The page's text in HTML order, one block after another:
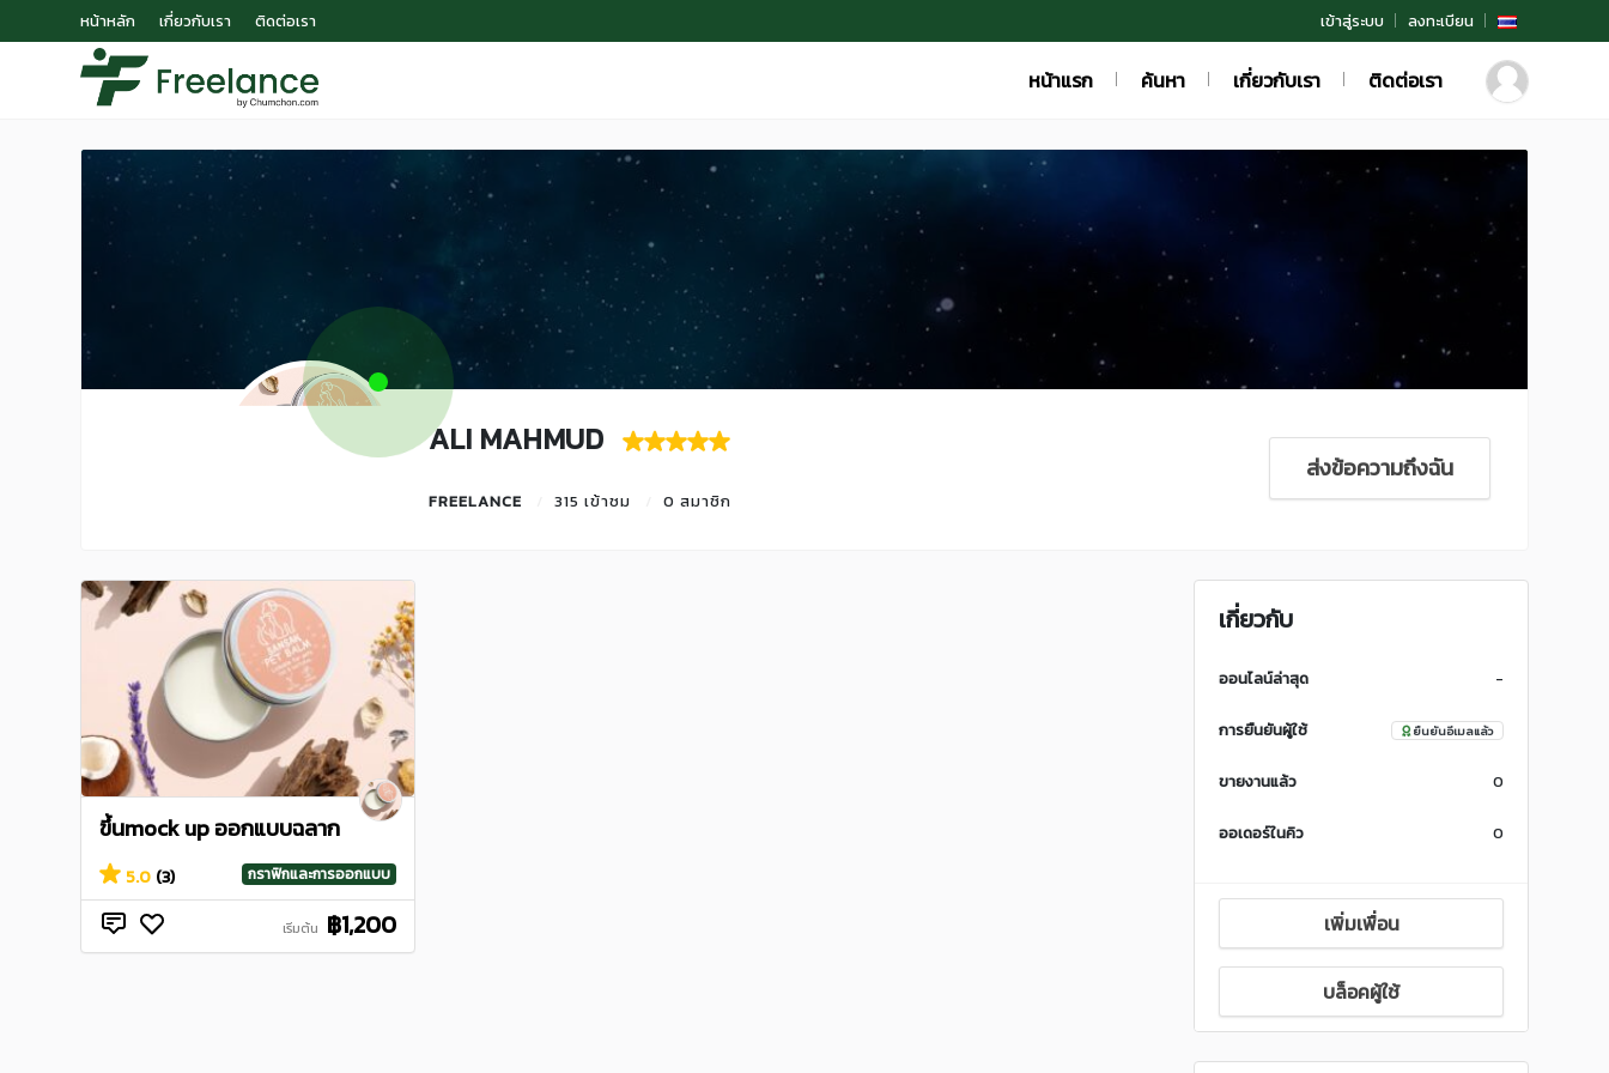
หน้าหลัก เกี่ยวกับเรา ติดต่อเรา เข้าสู่ระบบ ลงทะเบียน
หน้าแรก ค้นหา เกี่ยวกับเรา ติดต่อเรา
ALI MAHMUD
FREELANCE 315 เข้าชม 0 สมาชิก
ส่งข้อความถึงฉัน
ขึ้นmock up ออกแบบฉลาก
5.0 (3) กราฟิกและการออกแบบ
เริ่มต้น ฿1,200
เกี่ยวกับ
ออนไลน์ล่าสุด -
การยืนยันผู้ใช้ ยืนยันอีเมลแล้ว
ขายงานแล้ว 0
ออเดอร์ในคิว 0
เพิ่มเพื่อน
บล็อคผู้ใช้